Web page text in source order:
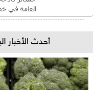
العامة في
أحدث الأخبار